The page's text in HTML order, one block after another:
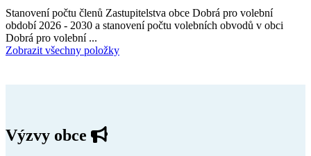
Stanovení počtu členů Zastupitelstva obce Dobrá pro volební
období 2026 - 2030 a stanovení počtu volebních obvodů v obci
Dobrá pro volební ...
Zobrazit všechny položky
Výzvy obce